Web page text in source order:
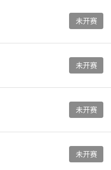
未开赛
未开赛
未开赛
未开赛